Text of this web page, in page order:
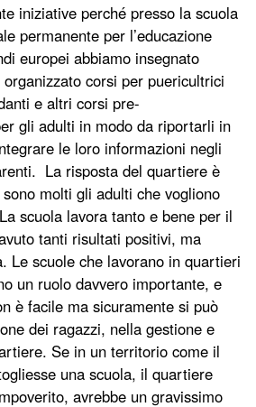
iniziative perché presso la scuola
permanente per l’educazione
europei abbiamo insegnato
corsi per puericultrici
e altri corsi pre-
gli adulti in modo da riportarli in
le loro informazioni negli
La risposta del quartiere è
molti gli adulti che vogliono
scuola lavora tanto e bene per il
tanti risultati positivi, ma
Le scuole che lavorano in quartieri
un ruolo davvero importante, e
è facile ma sicuramente si può
dei ragazzi, nella gestione e
Se in un territorio come il
una scuola, il quartiere
avrebbe un gravissimo